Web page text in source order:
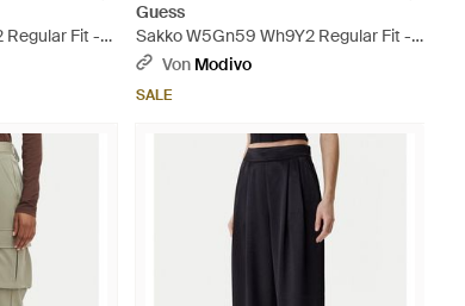
Regular Fit -
Guess
Sakko W5Gn59 Wh9Y2 Regular Fit -
BlauVon Modivo
SALE